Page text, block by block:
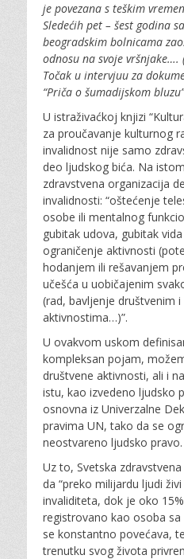
je povezana s teškim
Sledećih pet – šest godina
beogradskim bolnicama
odnosu na svoje
Točak u intervjuu za
“Priča o šumadijskom
U istraživaćkoj knjizi
za proučavanje kulturnog
invalidnost nije samo
deo ljudskog bića. Na
zdravstvena organizacija
invalidnosti: “oštećenje
osobe ili mentalnog
gubitak udova, gubitak
ograničenje aktivnosti
hodanjem ili rešavanjem
učešća u uobičajenim
(rad, bavljenje društvenim
aktivnostima…)”.
U ovakvom uskom
kompleksan pojam,
društvene aktivnosti, ali i
istu, kao izvedeno ljudsko
osnovna iz Univerzalne
pravima UN, tako da se
neostvareno ljudsko pravo.
Uz to, Svetska
da “preko milijardu ljudi
invaliditeta, dok je oko
registrovano kao osoba
se konstantno povećava,
trenutku svog života